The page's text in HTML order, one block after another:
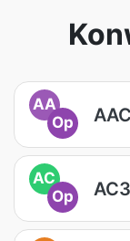
AA
Op
AC
Op